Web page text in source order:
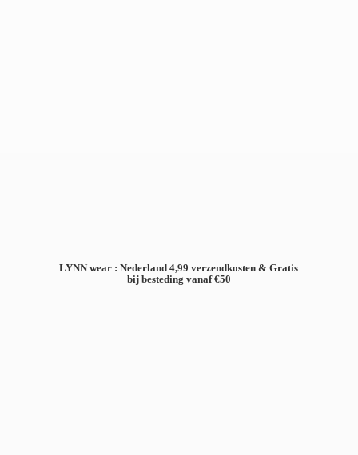
LYNN wear : Nederland 4,99 verzendkosten & Gratis
bij besteding vanaf €50